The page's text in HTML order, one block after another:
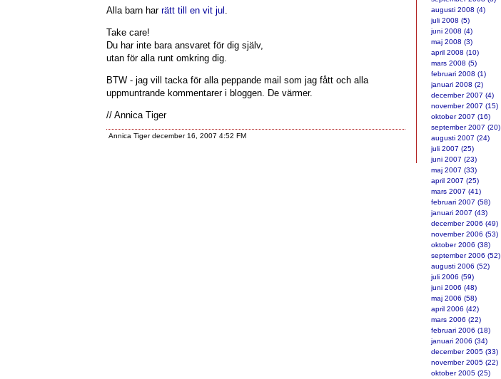
Alla barn harrätt till en vit jul .
Take care!
Du har inte bara ansvaret för dig själv,
utan för alla runt omkring dig.
BTW - jag vill tacka för alla peppande mail som jag fått och alla
uppmuntrande kommentarer i bloggen. De värmer.
// Annica Tiger
Annica Tiger december 16, 2007 4:52 FM
augusti 2008 (4)
juli 2008 (5)
juni 2008 (4)
maj 2008 (3)
april 2008 (10)
mars 2008 (5)
februari 2008 (1)
januari 2008 (2)
december 2007 (4)
november 2007 (15)
oktober 2007 (16)
september 2007 (20)
augusti 2007 (24)
juli 2007 (25)
juni 2007 (23)
maj 2007 (33)
april 2007 (25)
mars 2007 (41)
februari 2007 (58)
januari 2007 (43)
december 2006 (49)
november 2006 (53)
oktober 2006 (38)
september 2006 (52)
augusti 2006 (52)
juli 2006 (59)
juni 2006 (48)
maj 2006 (58)
april 2006 (42)
mars 2006 (22)
februari 2006 (18)
januari 2006 (34)
december 2005 (33)
november 2005 (22)
oktober 2005 (25)